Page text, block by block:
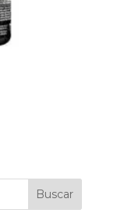
Buscar